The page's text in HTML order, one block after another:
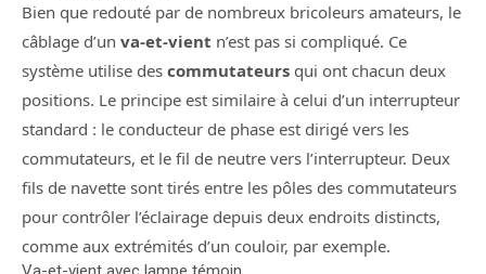
Bien que redouté par de nombreux bricoleurs amateurs, le
câblage d’un va-et-vient n’est pas si compliqué. Ce
système utilise des commutateurs qui ont chacun deux
positions. Le principe est similaire à celui d’un interrupteur
standard : le conducteur de phase est dirigé vers les
commutateurs, et le fil de neutre vers l’interrupteur. Deux
fils de navette sont tirés entre les pôles des commutateurs
pour contrôler l’éclairage depuis deux endroits distincts,
comme aux extrémités d’un couloir, par exemple.